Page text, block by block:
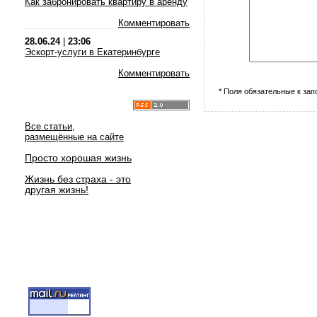
Комментировать
28.06.24| 23:06
Эскорт-услуги в Екатеринбурге
Комментировать
Все статьи,
размещённые на сайте
Просто хорошая жизнь
Жизнь без страха - это
другая жизнь!
* Поля обязательные к